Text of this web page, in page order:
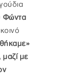
Φώντα
με